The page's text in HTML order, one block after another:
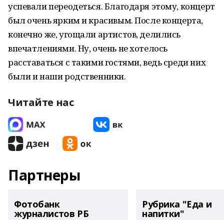
успевали переодеться. Благодаря этому, концерт
был очень ярким и красивым. После концерта,
конечно же, угощали артистов, делились
впечатлениями. Ну, очень не хотелось
расставаться с такими гостями, ведь среди них
были и наши родственники.
Читайте нас
Партнеры
Фотобанк
журналистов РБ
Рубрика "Еда и
напитки"